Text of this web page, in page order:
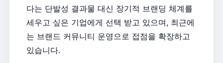
다는 단발성 결과물 대신 장기적 브랜딩 체계를
세우고 싶은 기업에게 선택 받고 있으며, 최근에
는 브랜드 커뮤니티 운영으로 접점을 확장하고
있습니다.